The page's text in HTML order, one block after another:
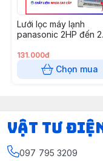
Lưới lọc máy lạnh
panasonic 2HP đến
131.000đ
Chọn mua
VẬT TƯ
097 795 3209